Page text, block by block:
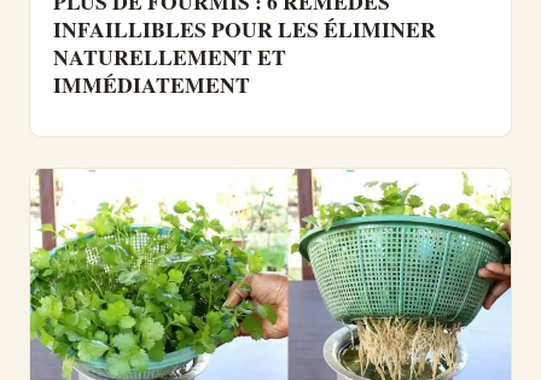
INFAILLIBLES POUR LES ÉLIMINER
NATURELLEMENT ET
IMMÉDIATEMENT